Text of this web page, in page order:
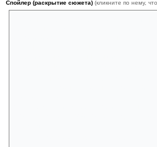
Спойлер (раскрытие сюжета) (кликните по нему,